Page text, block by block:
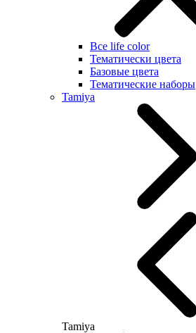
Все life color
Тематически цвета
Базовые цвета
Тематические наборы
Tamiya
Tamiya